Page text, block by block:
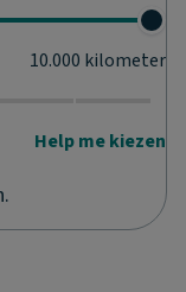
10.000 kilometer
Help me kiezen